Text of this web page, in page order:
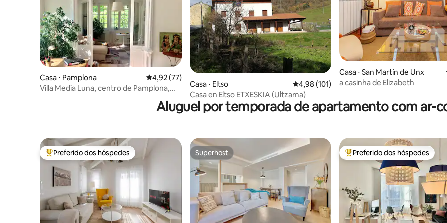
Casa ⋅ Pamplona 4,92 de uma avaliação média de 5, 77 avaliações
4,92 (77)
Villa Media Luna, centro de Pamplona,
Casa ⋅ Eltso 4,98 de uma avaliação média de 5, 101
4,98 (101)
Casa en Eltso ETXESKIA (Ultzama)
Casa ⋅ San Martín de Unx
a casinha de Elizabeth
Aluguel por temporada de apartamento com ar-
Entre os melhores preferidos dos hóspedes
Preferido dos hóspedes Superhost
Superhost Entre os melhores preferidos
Preferido dos hóspedes